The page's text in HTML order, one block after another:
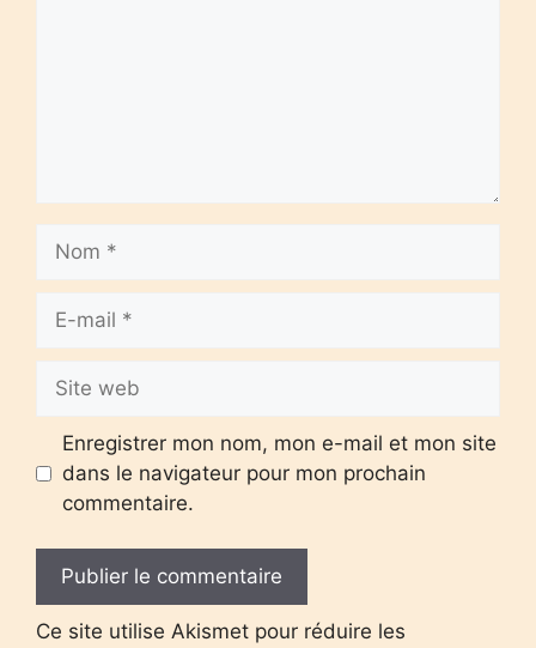
mail
web
Enregistrer mon nom, mon e-mail et mon site
dans le navigateur pour mon prochain
commentaire.
Ce site utilise Akismet pour réduire les